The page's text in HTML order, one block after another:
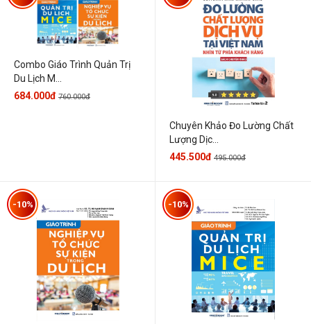
Combo Giáo Trình Quản Trị
Du Lịch M...
684.000đ 760.000đ
Chuyên Khảo Đo Lường Chất
Lượng Dịc...
445.500đ 495.000đ
-10% -10%